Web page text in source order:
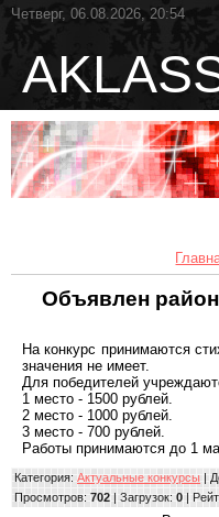
Четверг, 06.08.2026, 20:54
Объявлен
На конкурс принимаются
значения не имеет.
Для победителей
1 место - 1500 рублей.
2 место - 1000 рублей.
3 место - 700 рублей.
Работы принимаются до 1
Категория: Актуальные конкурсы
Просмотров: 702 Загрузок: 0